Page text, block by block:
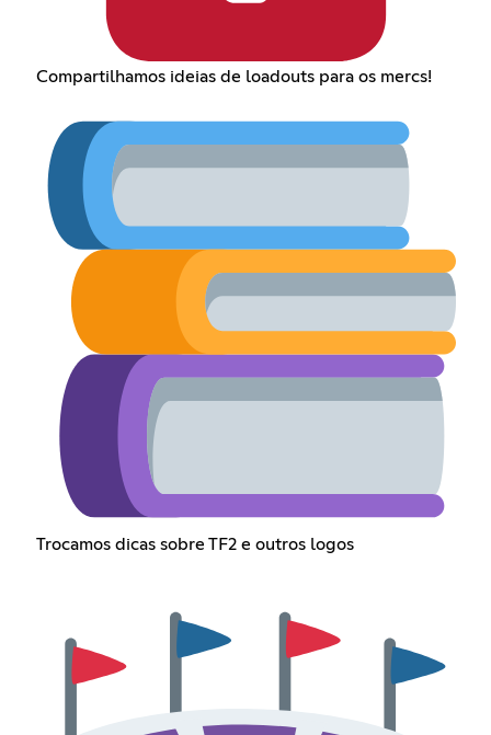
Compartilhamos ideias de loadouts para os mercs!
Trocamos dicas sobre TF2 e outros logos